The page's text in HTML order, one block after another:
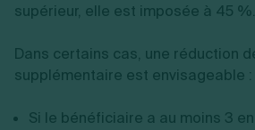
supérieur, elle est imposée à 45 %.
Dans certains cas, une réduction
supplémentaire est envisageable :
Si le bénéficiaire a au moins 3